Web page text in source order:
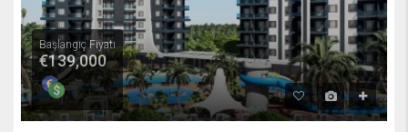
Başlangıç Fiyatı
€139,000